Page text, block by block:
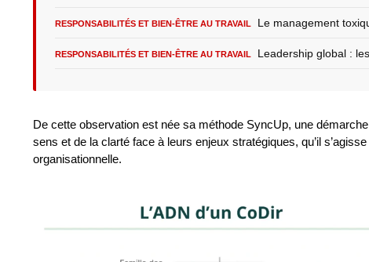
RESPONSABILITÉS ET BIEN-ÊTRE AU TRAVAIL Le management
RESPONSABILITÉS ET BIEN-ÊTRE AU TRAVAIL Leadership global :
De cette observation est née sa méthode SyncUp, une
sens et de la clarté face à leurs enjeux stratégiques, qu’il
organisationnelle.